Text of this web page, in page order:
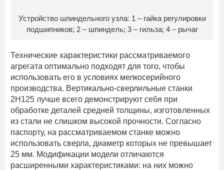
Устройство шпиндельного узла: 1 – гайка регулировки
подшипников; 2 – шпиндель; 3 – гильза; 4 – рычаг
Технические характеристики рассматриваемого
агрегата оптимально подходят для того, чтобы
использовать его в условиях мелкосерийного
производства. Вертикально-сверлильные станки
2Н125 лучше всего демонстрируют себя при
обработке деталей средней толщины, изготовленных
из стали не слишком высокой прочности. Согласно
паспорту, на рассматриваемом станке можно
использовать сверла, диаметр которых не превышает
25 мм. Модификации модели отличаются
расширенными характеристиками: на них можно